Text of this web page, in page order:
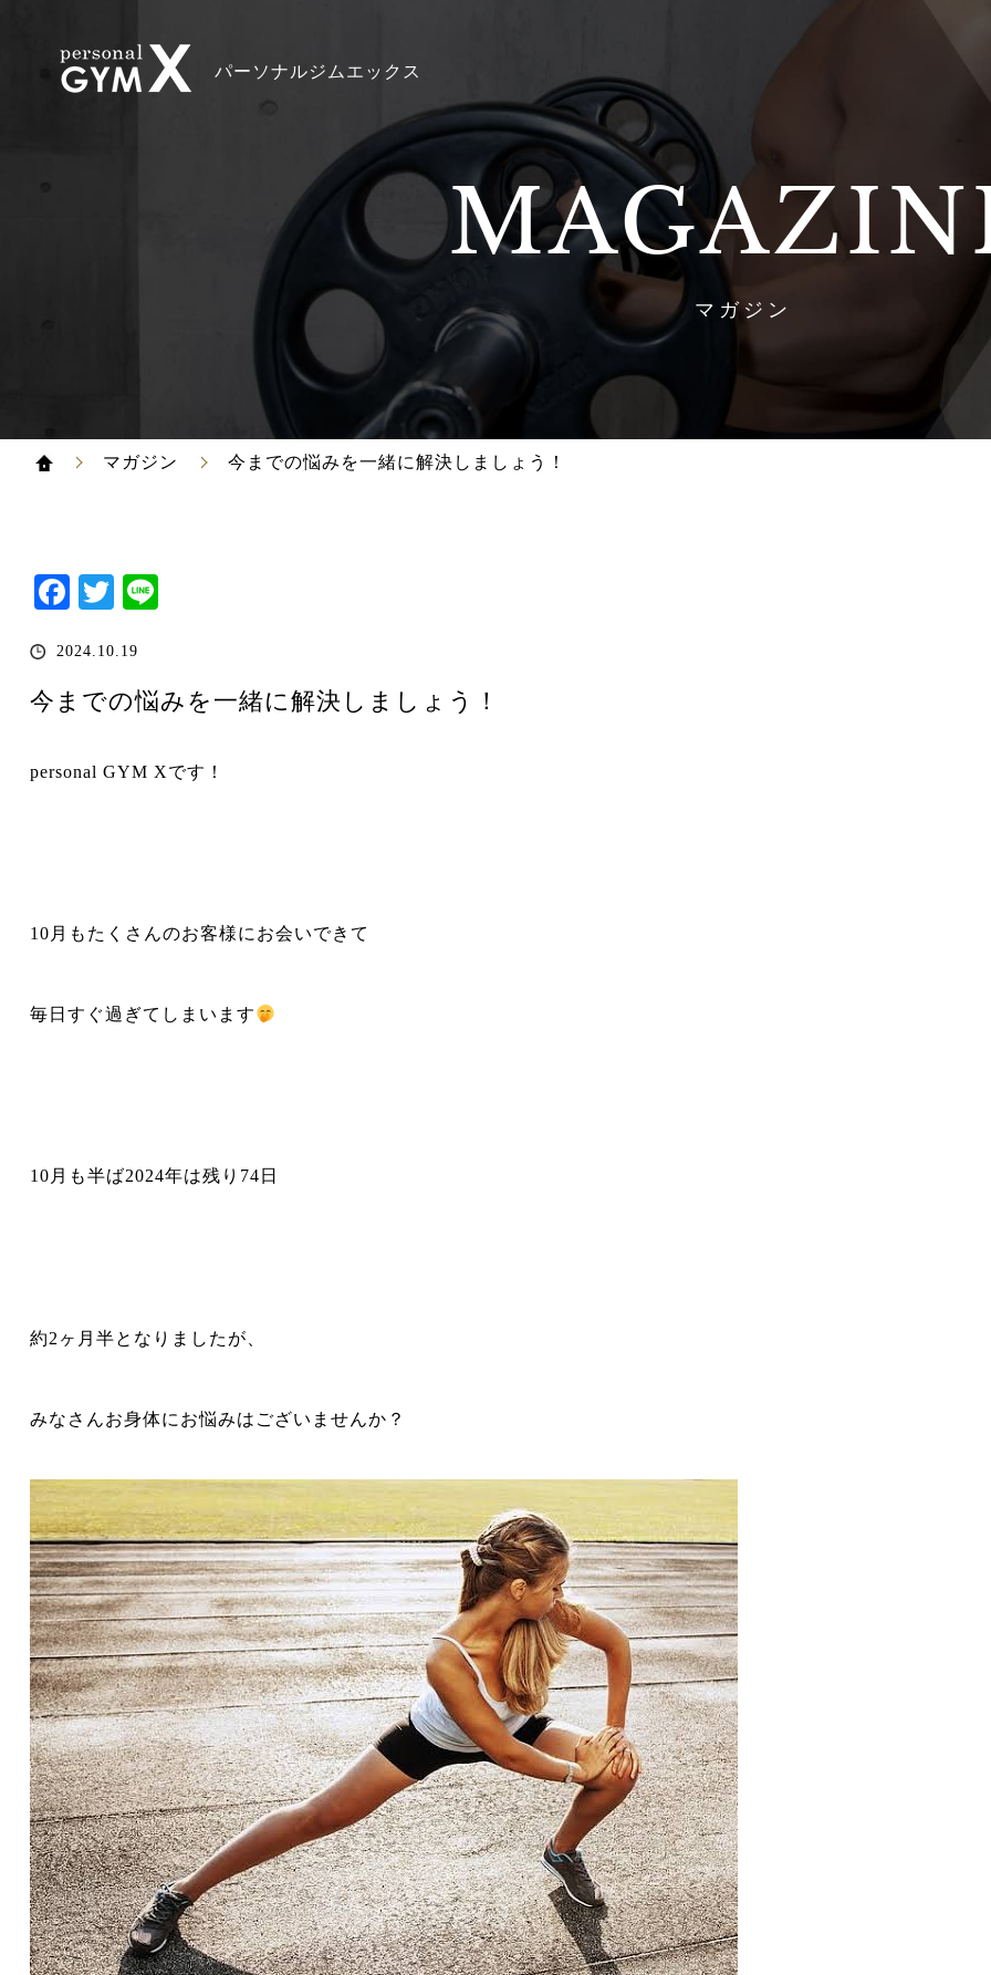
パーソナルジムエックス
マガジン
マガジン 今までの悩みを一緒に解決しましょう！
Facebook
Twitter
2024.10.19
今までの悩みを一緒に解決しましょう！
personal GYM Xです！
10月もたくさんのお客様にお会いできて
毎日すぐ過ぎてしまいます
10月も半ば2024年は残り74日
約2ヶ月半となりましたが、
みなさんお身体にお悩みはございませんか？